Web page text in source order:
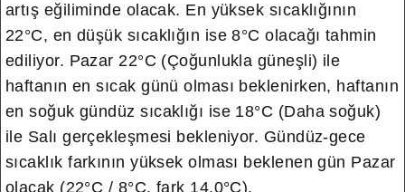
artış eğiliminde olacak. En yüksek sıcaklığının
22°C, en düşük sıcaklığın ise 8°C olacağı tahmin
ediliyor. Pazar 22°C (Çoğunlukla güneşli) ile
haftanın en sıcak günü olması beklenirken, haftanın
en soğuk gündüz sıcaklığı ise 18°C (Daha soğuk)
ile Salı gerçekleşmesi bekleniyor. Gündüz-gece
sıcaklık farkının yüksek olması beklenen gün Pazar
olacak (22°C / 8°C, fark 14.0°C).